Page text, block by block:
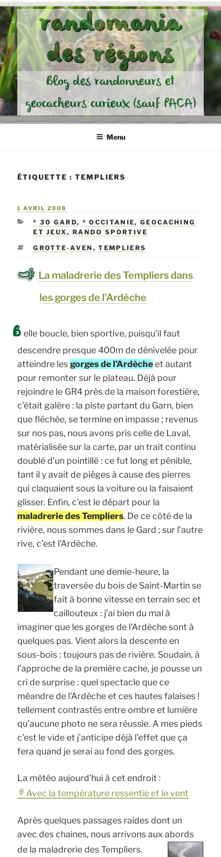
Aller
au
contenu
principal
randomania
des régions
Blog des randonneurs et
geocacheurs curieux (sauf PACA)
Menu
ÉTIQUETTE : TEMPLIERS
PUBLIÉ
1 AVRIL 2008
CATÉGORIES
* 30 GARD, * OCCITANIE,GEOCACHING
ET JEUX,RANDO SPORTIVE
ÉTIQUETTES
GROTTE-AVEN ,TEMPLIERS
La maladrerie des Templiers dans
les gorges de l’Ardèche
B elle boucle, bien sportive, puisqu’il faut
descendre presque 400m de dénivelée pour
atteindre lesgorges de l’Ardècheet autant
pour remonter sur le plateau. Déjà pour
rejoindre le GR4 près de la maison forestière,
c’était galère : la piste partant du Garn, bien
que fléchée, se termine en impasse ; revenus
sur nos pas, nous avons pris celle de Laval,
matérialisée sur la carte, par un trait continu
doublé d’un pointillé : ce fut long et pénible,
tant il y avait de pièges à cause des pierres
qui claquaient sous la voiture ou la faisaient
glisser. Enfin, c’est le départ pour la
maladrerie des Templiers. De ce côté de la
rivière, nous sommes dans le Gard ; sur l’autre
rive, c’est l’Ardèche.
Pendant une demie-heure, la
traversée du bois de Saint-Martin se
fait à bonne vitesse en terrain sec et
caillouteux : j’ai bien du mal à
imaginer que les gorges de l’Ardèche sont à
quelques pas. Vient alors la descente en
sous-bois : toujours pas de rivière. Soudain, à
l’approche de la première cache, je pousse un
cri de surprise : quel spectacle que ce
méandre de l’Ardèche et ces hautes falaises !
tellement contrastés entre ombre et lumière
qu’aucune photo ne sera réussie. A mes pieds
c’est le vide et j’anticipe déjà l’effet que ça
fera quand je serai au fond des gorges.
La météo aujourd’hui à cet endroit :
Avec la température ressentie et le vent
Après quelques passages raides dont un
avec des chaines, nous arrivons aux abords
de la maladrerie des Templiers.